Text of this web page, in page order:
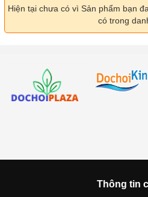
Hiện tại chưa có vì Sản phẩm bạn
có trong
Thông tin